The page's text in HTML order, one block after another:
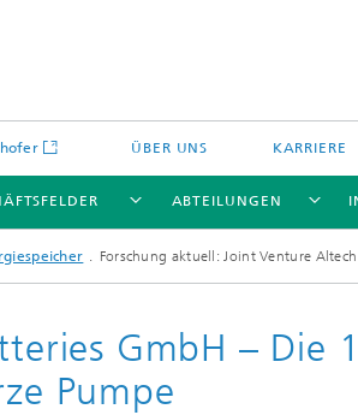
ÜBER UNS KARRIERE
ABTEILUNGEN
Forschung aktuell: Joint Venture
GmbH – Die
Pumpe